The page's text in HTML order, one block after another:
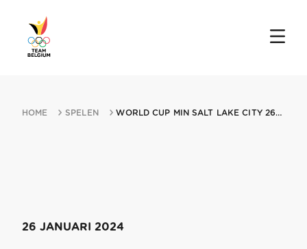
HOME SPELEN WORLD CUP MIN SALT LAKE CITY 26012024 SALT LAKE CITY UT
26 JANUARI 2024